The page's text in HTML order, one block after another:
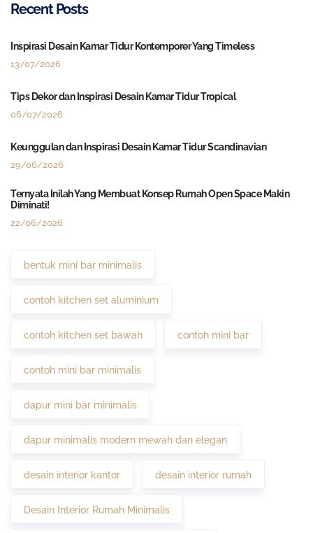
Recent Posts
Inspirasi Desain Kamar Tidur Kontemporer Yang Timeless
13/07/2026
Tips Dekor dan Inspirasi Desain Kamar Tidur Tropical
06/07/2026
Keunggulan dan Inspirasi Desain Kamar Tidur Scandinavian
29/06/2026
Ternyata Inilah Yang Membuat Konsep Rumah Open Space Makin
Diminati!
22/06/2026
bentuk mini bar minimalis
contoh kitchen set aluminium
contoh kitchen set bawah contoh mini bar
contoh mini bar minimalis
dapur mini bar minimalis
dapur minimalis modern mewah dan elegan
desain interior kantor desain interior rumah
Desain Interior Rumah Minimalis